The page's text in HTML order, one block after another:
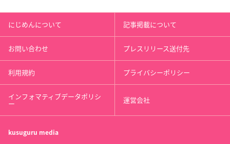
にじめんについて 記事掲載について
お問い合わせ プレスリリース送付先
利用規約 プライバシーポリシー
インフォマティブデータポリシ
ー 運営会社
kusuguru media